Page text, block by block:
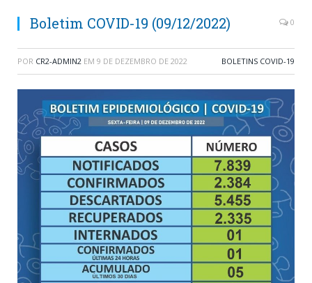
Boletim COVID-19 (09/12/2022) 0
POR CR2-ADMIN2 EM 9 DE DEZEMBRO DE 2022 BOLETINS COVID-19